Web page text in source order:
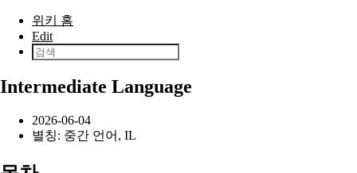
본문으로 건너뛰기
위키 홈
Edit
Intermediate Language
2026-06-04
별칭: 중간 언어, IL